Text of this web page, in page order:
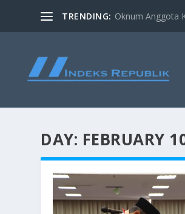
TRENDING: Oknum Anggota
DAY: FEBRUARY